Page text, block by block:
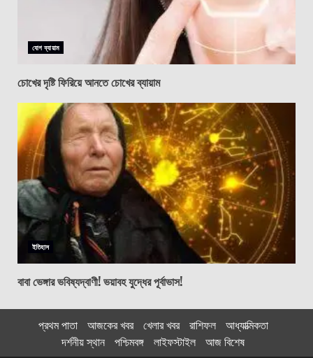
যোগ ব্যায়াম
চোখের দৃষ্টি ফিরিয়ে আনতে চোখের ব্যায়াম
ইতিহাস
বাবা ভেঙ্গার ভবিষ্যদ্বাণী! ভয়াবহ যুদ্ধের পূর্বাভাস!
প্রথম পাতা আজকের খবর খেলার খবর রাশিফল
আধ্যাত্মিকতা
দর্শনীয় স্থান পশ্চিমবঙ্গ লাইফস্টাইল আজ বিশেষ